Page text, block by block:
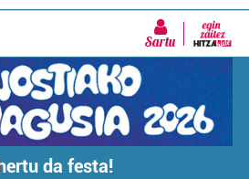
Sartu
da festa!